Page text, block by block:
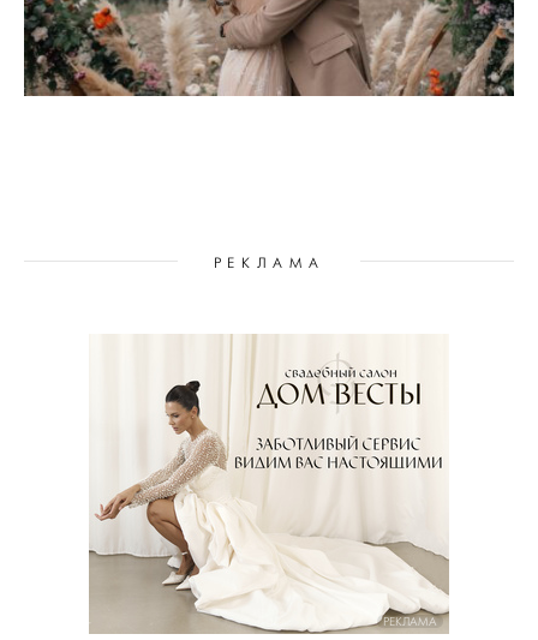
РЕКЛАМА
РЕКЛАМА